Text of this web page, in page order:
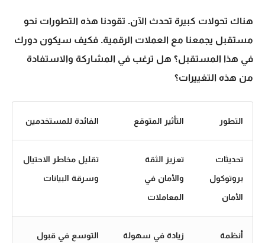
هناك تحولات كبيرة تحدث الآن. تقودنا هذه التطورات نحو
مستقبل يجمعنا مع العملات الرقمية. فكيف سيكون دورك
في هذا المستقبل؟ هل ترغب في المشاركة والاستفادة
من هذه التغييرات؟
التطور التأثير المتوقع الفائدة للمستخدمين
تحديثات
بروتوكول
الأمان
تعزيز الثقة
والأمان في
المعاملات
تقليل مخاطر الاحتيال
وسرقة البيانات
أنظمة
زيادة في سهولة
التوسع في قبول